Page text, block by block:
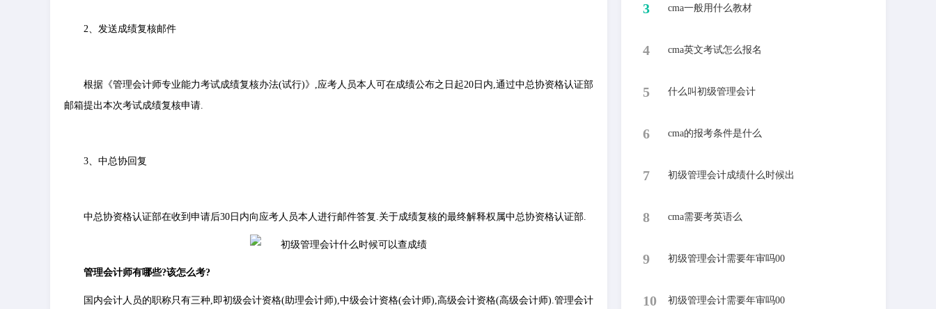
2、发送成绩复核邮件
根据《管理会计师专业能力考试成绩复核办法(试行)》,应考人员本人可在成绩公布之日起20日内,通过中总协资格认证部
邮箱提出本次考试成绩复核申请.
3、中总协回复
中总协资格认证部在收到申请后30日内向应考人员本人进行邮件答复.关于成绩复核的最终解释权属中总协资格认证部.
管理会计师有哪些?该怎么考?
国内会计人员的职称只有三种,即初级会计资格(助理会计师),中级会计资格(会计师),高级会计资格(高级会计师).管理会计
3 cma一般用什么教材
4 cma英文考试怎么报名
5 什么叫初级管理会计
6 cma的报考条件是什么
7 初级管理会计成绩什么时候出
8 cma需要考英语么
9 初级管理会计需要年审吗00
10 初级管理会计需要年审吗00